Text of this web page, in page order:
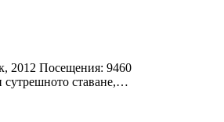
2012 Посещения: 9460
сутрешното ставане,…